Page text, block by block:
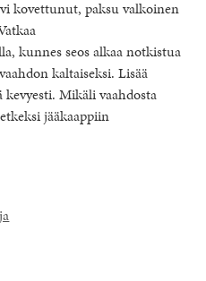
kovettunut, paksu valkoinen
kunnes seos alkaa notkistua
kaltaiseksi. Lisää
Mikäli vaahdosta
jääkaappiin